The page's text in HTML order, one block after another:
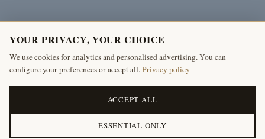
Productos
Mi cuenta
The Antique Fireplace Bank
YOUR PRIVACY, YOUR CHOICE
We use cookies for analytics and personalised advertising. You can
configure your preferences or accept all.Privacy policy
ACCEPT ALL
ESSENTIAL ONLY